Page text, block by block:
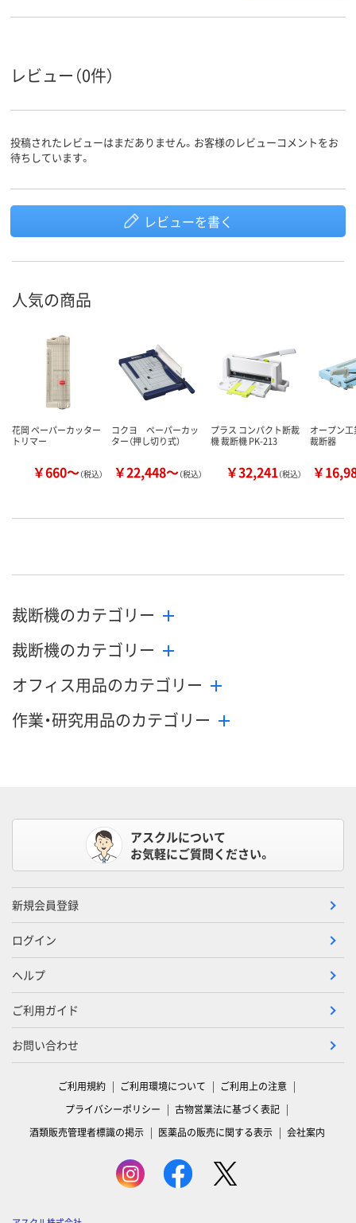
レビュー（0件）
投稿されたレビューはまだありません。お客様のレビューコメントをお
待ちしています。
レビューを書く
人気の商品
花岡 ペーパーカッター
トリマー
￥660～（税込）
コクヨ ペーパーカッ
ター（押し切り式）
￥22,448～（税込）
プラス コンパクト断裁
機 裁断機 PK-213
￥32,241（税込）
オープン
裁断器
￥
裁断機のカテゴリー
裁断機のカテゴリー
オフィス用品のカテゴリー
作業・研究用品のカテゴリー
アスクルについて
お気軽にご質問ください。
新規会員登録
ログイン
ヘルプ
ご利用ガイド
お問い合わせ
ご利用規約 ご利用環境について
ご利用上の注意
プライバシーポリシー
古物営業法に基づく表記
酒類販売管理者標識の掲示
医薬品の販売に関する表示 会社案内